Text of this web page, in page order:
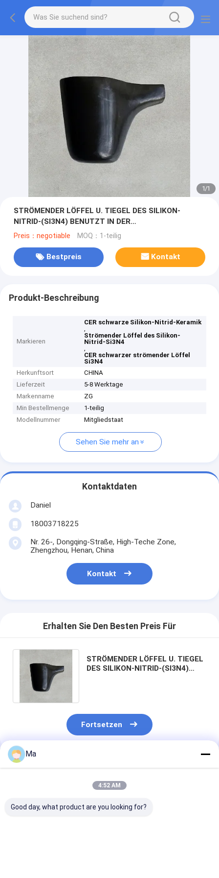
1/1
STRÖMENDER LÖFFEL U. TIEGEL DES SILIKON-
NITRID-(SI3N4) BENUTZT IN DER
ALUMINIUMindustrie
Preis：negotiable MOQ：1-teilig
Bestpreis Kontakt
Produkt-Beschreibung
Markieren
CER schwarze Silikon-Nitrid-Keramik
,
Strömender Löffel des Silikon-
Nitrid-Si3N4
,
CER schwarzer strömender Löffel
Si3N4
Herkunftsort
CHINA
Lieferzeit
5-8 Werktage
Markenname
ZG
Min Bestellmenge
1-teilig
Modellnummer
Mitgliedstaat
Sehen Sie mehr an
Kontaktdaten
Daniel
18003718225
Nr. 26-, Dongqing-Straße, High-Teche Zone,
Zhengzhou, Henan, China
Kontakt
Erhalten Sie Den Besten Preis Für
STRÖMENDER LÖFFEL U. TIEGEL
DES SILIKON-NITRID-(SI3N4)
Fortsetzen
Empfohlene Produkte
Ma
4:52 AM
Good day, what product are you looking for?